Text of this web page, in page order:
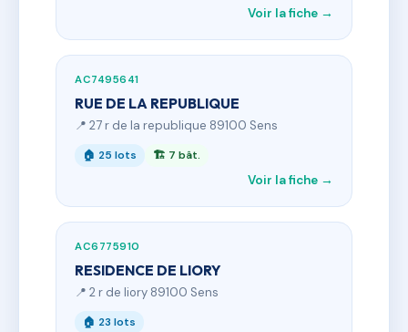
Voir la fiche →
AC7495641
RUE DE LA REPUBLIQUE
📍 27 r de la republique 89100 Sens
🏠 25 lots 🏗 7 bât.
Voir la fiche →
AC6775910
RESIDENCE DE LIORY
📍 2 r de liory 89100 Sens
🏠 23 lots